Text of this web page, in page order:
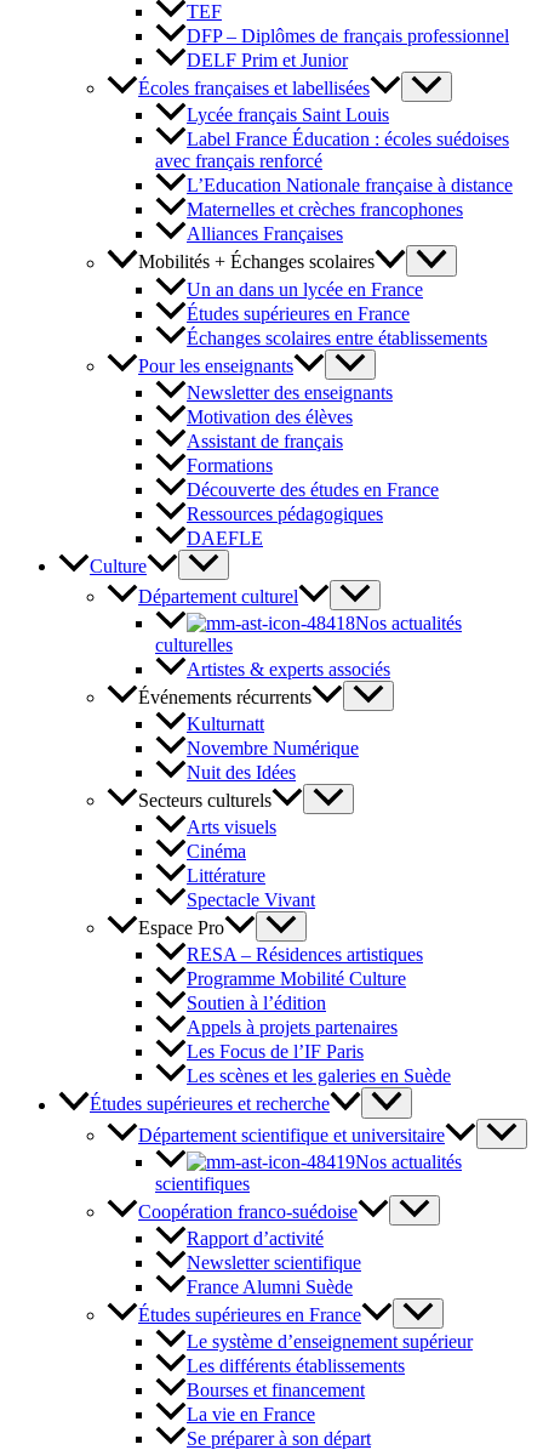
TEF
DFP – Diplômes de français professionnel
DELF Prim et Junior
Écoles françaises et labellisées
Lycée français Saint Louis
Label France Éducation : écoles suédoises
avec français renforcé
L’Education Nationale française à distance
Maternelles et crèches francophones
Alliances Françaises
Mobilités + Échanges scolaires
Un an dans un lycée en France
Études supérieures en France
Échanges scolaires entre établissements
Pour les enseignants
Newsletter des enseignants
Motivation des élèves
Assistant de français
Formations
Découverte des études en France
Ressources pédagogiques
DAEFLE
Culture
Département culturel
Nos actualités
culturelles
Artistes & experts associés
Événements récurrents
Kulturnatt
Novembre Numérique
Nuit des Idées
Secteurs culturels
Arts visuels
Cinéma
Littérature
Spectacle Vivant
Espace Pro
RESA – Résidences artistiques
Programme Mobilité Culture
Soutien à l’édition
Appels à projets partenaires
Les Focus de l’IF Paris
Les scènes et les galeries en Suède
Études supérieures et recherche
Département scientifique et universitaire
Nos actualités
scientifiques
Coopération franco-suédoise
Rapport d’activité
Newsletter scientifique
France Alumni Suède
Études supérieures en France
Le système d’enseignement supérieur
Les différents établissements
Bourses et financement
La vie en France
Se préparer à son départ